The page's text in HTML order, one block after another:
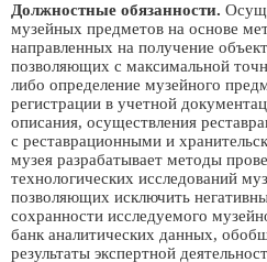
Должностные обязанности.
музейных предметов на основе
направленных на получение
позволяющих с максимальной
либо определение музейного
регистрации в учетной
описания, осуществления
с реставрационными и
музея разрабатывает методы
технологических исследований
позволяющих исключить
сохранности исследуемого
банк аналитических данных,
результаты экспертной